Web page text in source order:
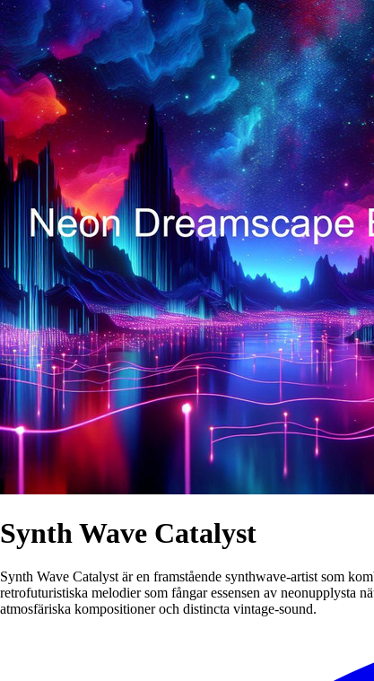
Synth Wave Catalyst
Synth Wave Catalyst är en framstående synthwave-artist som
retrofuturistiska melodier som fångar essensen av neonupplysta
atmosfäriska kompositioner och distincta vintage-sound.